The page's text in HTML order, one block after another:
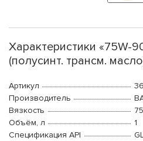
Характеристики «75W-
(полусинт. трансм.
Артикул
Производитель
Вязкость
Объём, л
1
Спецификация API